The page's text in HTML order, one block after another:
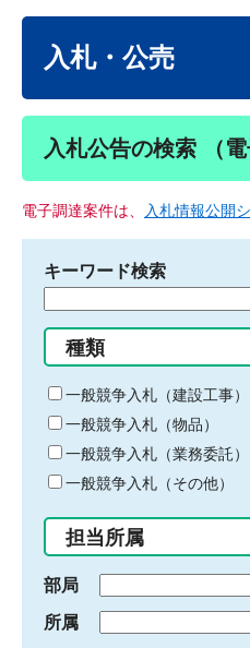
入札・公売
入札公告の検索 （電
電子調達案件は、 入札情報公開
キーワード検索
る
キ
ー
ワ
ー
ド
入
力
種類
一般競争入札（建設工事）
一般競争入札（物品）
一般競争入札（業務委託）
一般競争入札（その他）
担当所属
部局
所属